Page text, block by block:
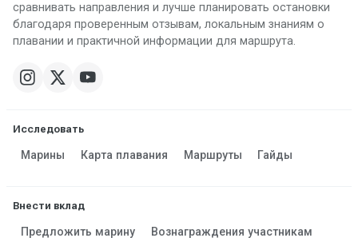
сравнивать направления и лучше планировать остановки
благодаря проверенным отзывам, локальным знаниям о
плавании и практичной информации для маршрута.
Исследовать
Марины Карта плавания Маршруты Гайды
Внести вклад
Предложить марину Вознаграждения участникам